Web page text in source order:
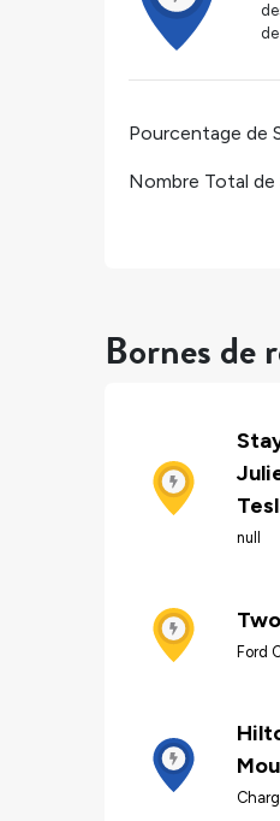
de
Pourcentage de
Nombre Total
Bornes de
null
Ford